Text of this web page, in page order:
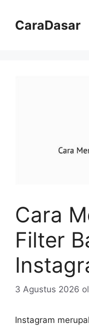
CaraDasar
Cara
Filter
3 Agustus 2026
Instagram